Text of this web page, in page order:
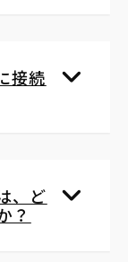
接続
、ど
？